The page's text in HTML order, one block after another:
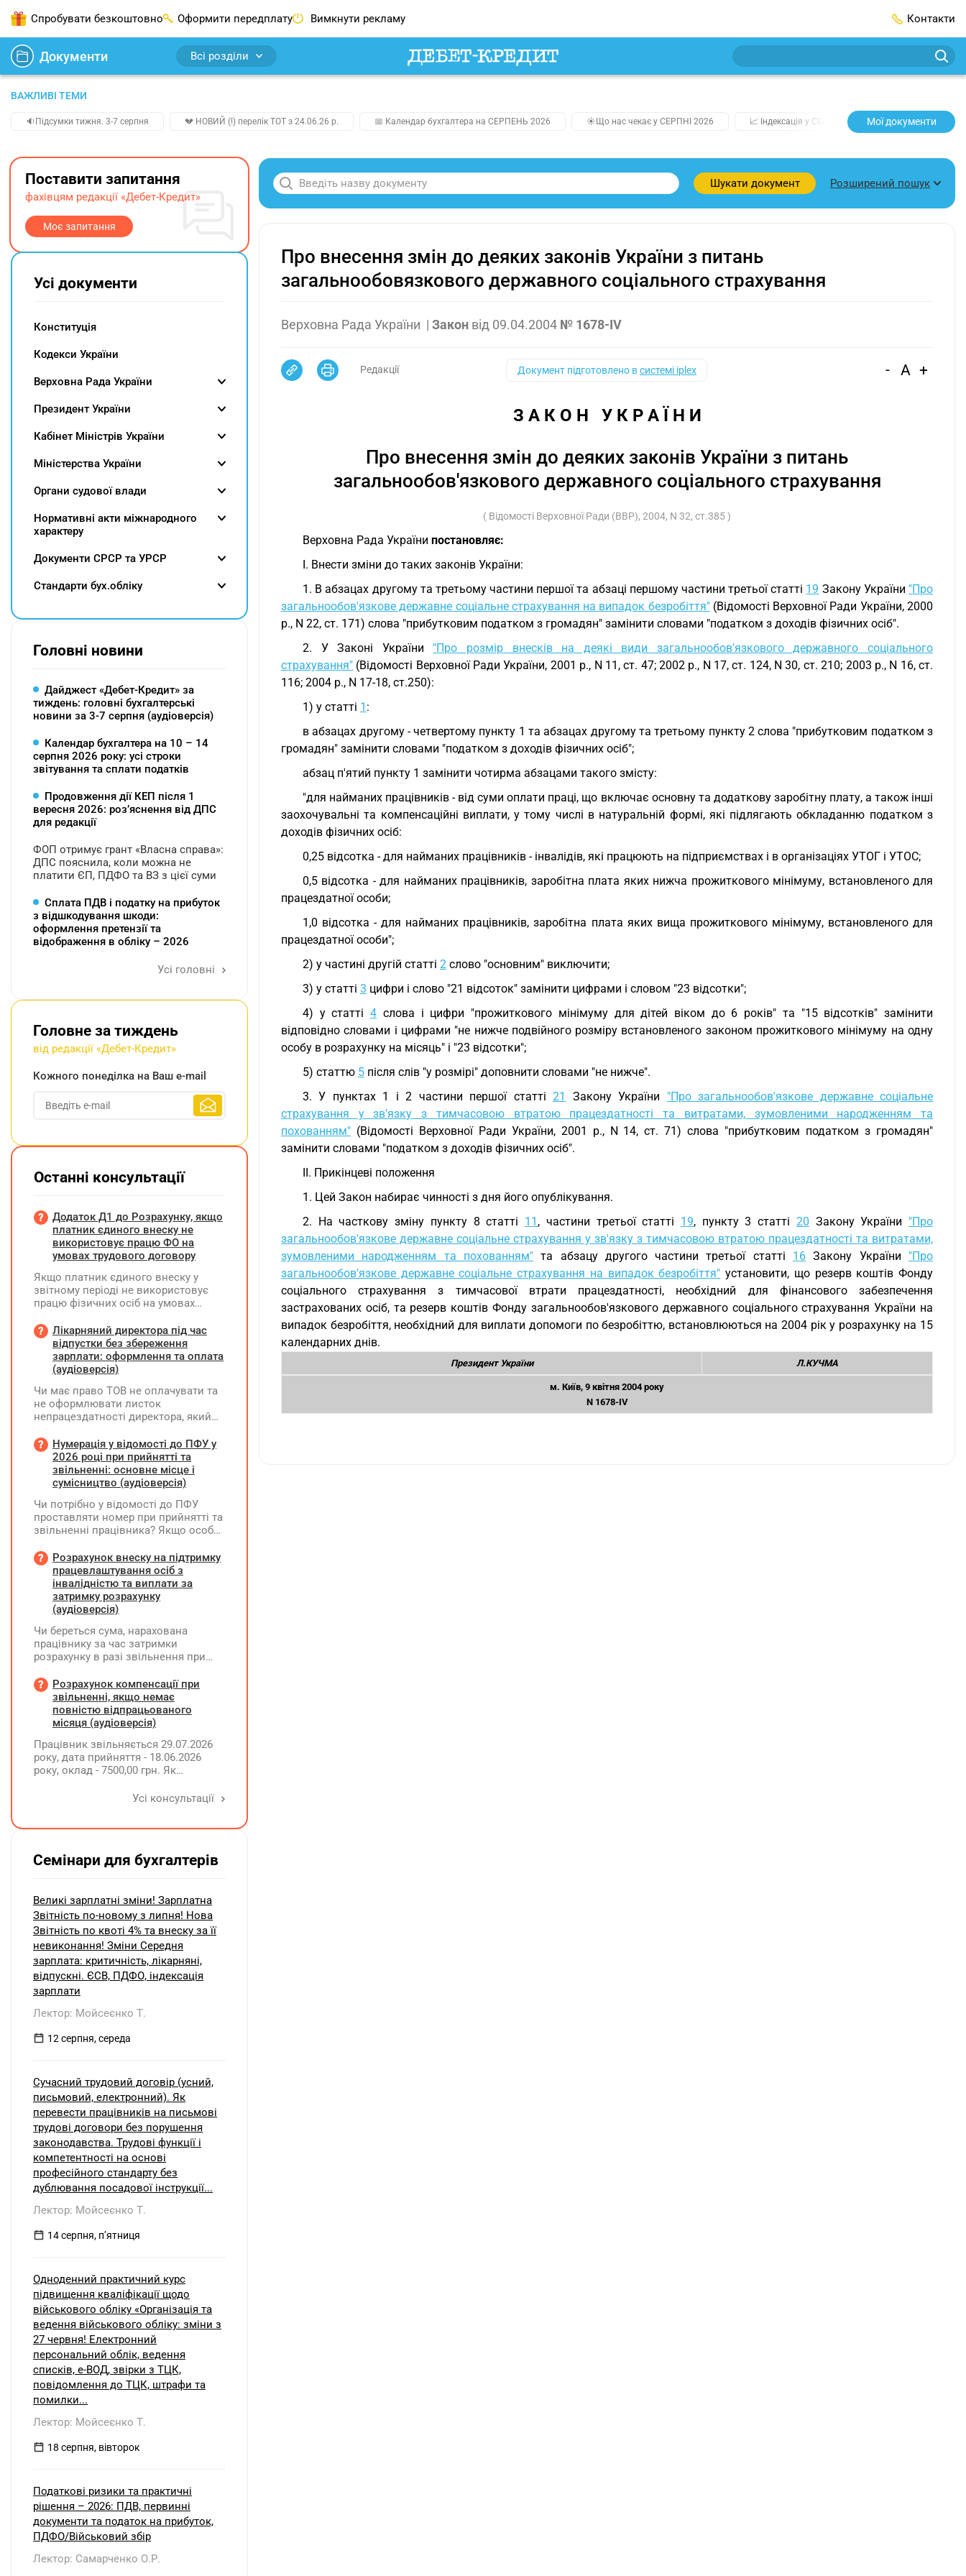
Спробувати безкоштовно Оформити передплату Вимкнути рекламу Контакти
Документи Всі розділи
ВАЖЛИВІ ТЕМИ
🔉Підсумки тижня. 3-7 серпня 💔 НОВИЙ (!) перелік ТОТ з 24.06.26 р. 📅 Календар бухгалтера на СЕРПЕНЬ 2026 ☀️Що нас чекає у СЕРПНІ 2026 📈 Індексація у СЕРПНІ 2️⃣0️⃣2️⃣7️⃣ Усі
Мої документи
Шукати документ Розширений пошук
Про внесення змін до деяких законів України з питань
загальнообовязкового державного соціального страхування
Верховна Рада України | Закон від 09.04.2004 № 1678-IV
Редакції Документ підготовлено всистемі iplex - A +
З А К О Н   У К Р А Ї Н И
Про внесення змін до деяких законів України з питань
загальнообов'язкового державного соціального страхування
( Відомості Верховної Ради (ВВР), 2004, N 32, ст.385 )
Верховна Рада України постановляє:
I. Внести зміни до таких законів України:
1. В абзацах другому та третьому частини першої та абзаці першому частини третьої статті 19 Закону України "Про
загальнообов'язкове державне соціальне страхування на випадок безробіття"(Відомості Верховної Ради України, 2000
р., N 22, ст. 171) слова "прибутковим податком з громадян" замінити словами "податком з доходів фізичних осіб".
2. У Законі України "Про розмір внесків на деякі види загальнообов'язкового державного соціального
страхування" (Відомості Верховної Ради України, 2001 р., N 11, ст. 47; 2002 р., N 17, ст. 124, N 30, ст. 210; 2003 р., N 16, ст.
116; 2004 р., N 17-18, ст.250):
1) у статті 1 :
в абзацах другому - четвертому пункту 1 та абзацах другому та третьому пункту 2 слова "прибутковим податком з
громадян" замінити словами "податком з доходів фізичних осіб";
абзац п'ятий пункту 1 замінити чотирма абзацами такого змісту:
"для найманих працівників - від суми оплати праці, що включає основну та додаткову заробітну плату, а також інші
заохочувальні та компенсаційні виплати, у тому числі в натуральній формі, які підлягають обкладанню податком з
доходів фізичних осіб:
0,25 відсотка - для найманих працівників - інвалідів, які працюють на підприємствах і в організаціях УТОГ і УТОС;
0,5 відсотка - для найманих працівників, заробітна плата яких нижча прожиткового мінімуму, встановленого для
працездатної особи;
1,0 відсотка - для найманих працівників, заробітна плата яких вища прожиткового мінімуму, встановленого для
працездатної особи";
2) у частині другій статті 2 слово "основним" виключити;
3) у статті 3 цифри і слово "21 відсоток" замінити цифрами і словом "23 відсотки";
4) у статті4 слова і цифри "прожиткового мінімуму для дітей віком до 6 років" та "15 відсотків" замінити
відповідно словами і цифрами "не нижче подвійного розміру встановленого законом прожиткового мінімуму на одну
особу в розрахунку на місяць" і "23 відсотки";
5) статтю 5 після слів "у розмірі" доповнити словами "не нижче".
3. У пунктах 1 і 2 частини першої статті21 Закону України "Про загальнообов'язкове державне соціальне
страхування у зв'язку з тимчасовою втратою працездатності та витратами, зумовленими народженням та
похованням" (Відомості Верховної Ради України, 2001 р., N 14, ст. 71) слова "прибутковим податком з громадян"
замінити словами "податком з доходів фізичних осіб".
II. Прикінцеві положення
1. Цей Закон набирає чинності з дня його опублікування.
2. На часткову зміну пункту 8 статті 11 , частини третьої статті 19, пункту 3 статті 20 Закону України "Про
загальнообов'язкове державне соціальне страхування у зв'язку з тимчасовою втратою працездатності та витратами,
зумовленими народженням та похованням"та абзацу другого частини третьої статті 16 Закону України "Про
загальнообов'язкове державне соціальне страхування на випадок безробіття" установити, що резерв коштів Фонду
соціального страхування з тимчасової втрати працездатності, необхідний для фінансового забезпечення
застрахованих осіб, та резерв коштів Фонду загальнообов'язкового державного соціального страхування України на
випадок безробіття, необхідний для виплати допомоги по безробіттю, встановлюються на 2004 рік у розрахунку на 15
календарних днів.
Президент України Л.КУЧМА
м. Київ, 9 квітня 2004 року
N 1678-IV
Поставити запитання
фахівцям редакції «Дебет-Кредит»
Моє запитання
Усі документи
Конституція
Кодекси України
Верховна Рада України
Президент України
Кабінет Міністрів України
Міністерства України
Органи судової влади
Нормативні акти міжнародного
характеру
Документи СРСР та УРСР
Cтандарти бух.обліку
Головні новини
Дайджест «Дебет-Кредит» за
тиждень: головні бухгалтерські
новини за 3-7 серпня (аудіоверсія)
Календар бухгалтера на 10 – 14
серпня 2026 року: усі строки
звітування та сплати податків
Продовження дії КЕП після 1
вересня 2026: розʼяснення від ДПС
для редакції
ФОП отримує грант «Власна справа»:
ДПС пояснила, коли можна не
платити ЄП, ПДФО та ВЗ з цієї суми
Сплата ПДВ і податку на прибуток
з відшкодування шкоди:
оформлення претензії та
відображення в обліку – 2026
Усі головні
Головне за тиждень
від редакції «Дебет-Кредит»
Кожного понеділка на Ваш e-mail
Останні консультації
Додаток Д1 до Розрахунку, якщо
платник єдиного внеску не
використовує працю ФО на
умовах трудового договору
Якщо платник єдиного внеску у
звітному періоді не використовує
працю фізичних осіб на умовах
на інших умовах, передбачених
законодавством, Додаток Д1/
Додаток ФІЗ-Д1 за відповідний
період не подається
Лікарняний директора під час
відпустки без збереження
зарплати: оформлення та оплата
(аудіоверсія)
Чи має право ТОВ не оплачувати та
не оформлювати листок
непрацездатності директора, який
збереження заробітної плати під час
призупинення діяльності
підприємства?
Нумерація у відомості до ПФУ у
2026 році при прийнятті та
звільненні: основне місце і
сумісництво (аудіоверсія)
Чи потрібно у відомості до ПФУ
проставляти номер при прийнятті та
звільненні працівника? Якщо особа
місцем роботи та за сумісництвом,
чи рахується це як два роботодавці?
Розрахунок внеску на підтримку
працевлаштування осіб з
інвалідністю та виплати за
затримку розрахунку
(аудіоверсія)
Чи береться сума, нарахована
працівнику за час затримки
розрахунку в разі звільнення при
заробітної плати (винагороди), для
розрахунку внеску на підтримку
працевлаштування осіб з
інвалідністю?
Розрахунок компенсації при
звільненні, якщо немає
повністю відпрацьованого
місяця (аудіоверсія)
Працівник звільняється 29.07.2026
року, дата прийняття - 18.06.2026
року, оклад - 7500,00 грн. Як
невикористаних днів відпустки при
Усі консультації
Семінари для бухгалтерів
Великі зарплатні зміни! Зарплатна
Звітність по-новому з липня! Нова
Звітність по квоті 4% та внеску за її
невиконання! Зміни Середня
зарплата: критичність, лікарняні,
відпускні. ЄСВ, ПДФО, індексація
зарплати
Лектор: Мойсеєнко Т.
12 серпня, середа
Сучасний трудовий договір (усний,
письмовий, електронний). Як
перевести працівників на письмові
трудові договори без порушення
законодавства. Трудові функції і
компетентності на основі
професійного стандарту без
дублювання посадової інструкції...
Лектор: Мойсеєнко Т.
14 серпня, пʼятниця
Одноденний практичний курс
підвищення кваліфікації щодо
військового обліку «Організація та
ведення військового обліку: зміни з
27 червня! Електронний
персональний облік, ведення
списків, е-ВОД, звірки з ТЦК,
повідомлення до ТЦК, штрафи та
помилки...
Лектор: Мойсеєнко Т.
18 серпня, вівторок
Податкові ризики та практичні
рішення – 2026: ПДВ, первинні
документи та податок на прибуток,
ПДФО/Військовий збір
Лектор: Самарченко О.Р.